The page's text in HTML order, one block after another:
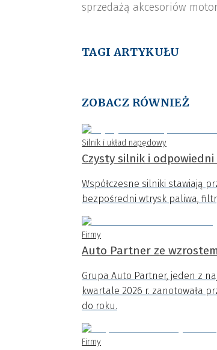
sprzedażą akcesoriów
TAGI ARTYKUŁU
ZOBACZ RÓWNIEŻ
Silnik i układ napędowy
Czysty silnik i
Współczesne silniki stawiają
bezpośredni wtrysk paliwa,
Firmy
Auto Partner ze
Grupa Auto Partner, jeden z
kwartale 2026 r. zanotowała
do roku.
Firmy